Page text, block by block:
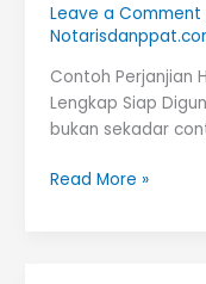
Leave a Comment
Contoh Perjanjian
Lengkap Siap
bukan sekadar
Contoh
Read More »